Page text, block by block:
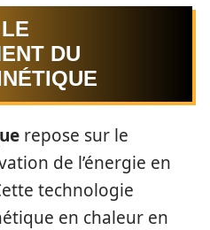
DU
repose sur le
de l’énergie en
technologie
en chaleur en